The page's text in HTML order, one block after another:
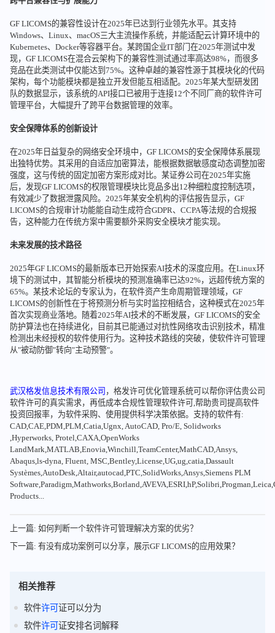
GF LICOMS的兼容性设计在2025年已达到行业领先水平。其支持
Windows、Linux、macOS三大主流操作系统，并能适配云计算环境中的
Kubernetes、Docker等容器平台。某跨国企业IT部门在2025年测试中发
现，GF LICOMS在混合云架构下的兼容性测试通过率高达98%，而很多
竞品在此类测试中仅能达到75%。这种卓越的兼容性源于其模块化的代码
架构，每个功能模块都是独立开发但能互相适配。2025年某大型研发团
队的数据显示，该系统的API接口已被用于连接12个不同厂商的软件许可
管理平台，大幅提升了跨平台数据管理的效率。
安全保障体系的创新设计
在2025年日益复杂的网络安全环境中，GF LICOMS的安全保障体系展现
出独特优势。其采用的自适应加密算法，能根据数据敏感度动态调整加密
强度，这与传统的固定加密方案形成对比。某证券公司在2025年实施
后，发现GF LICOMS的权限管理模块比竞品多出12种细粒度控制选项，
有效减少了数据泄露风险。2025年某安全机构的评估报告显示，GF
LICOMS的合规审计功能能自动生成符合GDPR、CCPA等法规的合规报
告，这种能力在传统方案中需要额外采购安全模块才能实现。
未来发展的技术路径
2025年GF LICOMS的最新版本已开始探索AI技术的深度应用。在Linux环
境下的测试中，其智能分析模块的预测准确率已达92%，远超传统方案的
65%。某技术论坛的专家认为，在软件资产生命周期管理领域，GF
LICOMS的创新性在于将预测分析与实时监控相结合，这种模式在2025年
首次实现商业落地。随着2025年AI技术的不断发展，GF LICOMS的安全
防护算法也在持续进化，目前其已能通过对抗性网络攻击识别技术，精准
检测出未经授权的软件使用行为。这种技术路线的突破，使软件许可管理
从"被动防御"转向"主动预警"。
武汉格发信息技术有限公司 ，格发许可优化管理系统可以帮你评估贵公司
软件许可的真实需求，再低成本合规性管理软件许可,帮助贵司提高软件
投资回报率，为软件采购、使用提供科学决策依据。支持的软件有:
CAD,CAE,PDM,PLM,Catia,Ugnx, AutoCAD, Pro/E, Solidworks
,Hyperworks, Protel,CAXA,OpenWorks
LandMark,MATLAB,Enovia,Winchill,TeamCenter,MathCAD,Ansys,
Abaqus,ls-dyna, Fluent, MSC,Bentley,License,UG,ug,catia,Dassault
Systèmes,AutoDesk,Altair,autocad,PTC,SolidWorks,Ansys,Siemens PLM
Products...
上一篇: 如何判断一个软件许可管理解决方案的优劣？
下一篇: 有没有成功案例可以分享，展示GF LICOMS的应用效果？
相关推荐
软件许可证可以分为
软件许可证安排名词解释